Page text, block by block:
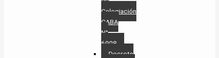
Colegiación
CABA
N°
6908
Decreto